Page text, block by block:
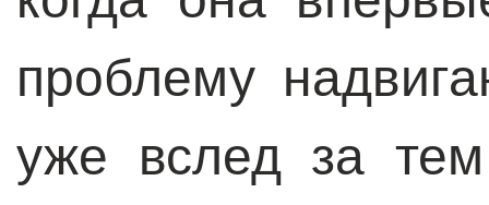
проблему
уже вслед за